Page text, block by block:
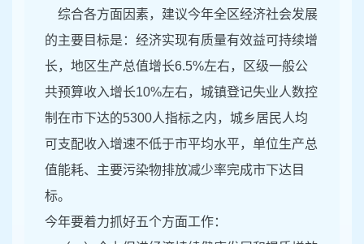
综合各方面因素，建议今年全区经济社会发展
的主要目标是：经济实现有质量有效益可持续增
长，地区生产总值增长6.5%左右，区级一般公
共预算收入增长10%左右，城镇登记失业人数控
制在市下达的5300人指标之内，城乡居民人均
可支配收入增速不低于市平均水平，单位生产总
值能耗、主要污染物排放减少率完成市下达目
标。
今年要着力抓好五个方面工作：